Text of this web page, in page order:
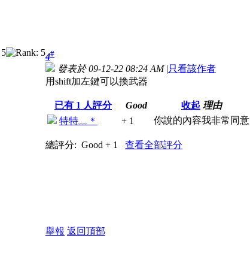
4#
發表於 09-12-22 08:24 AM |只看該作者
用shift加左鍵可以換武器
已有 1 人評分 Good 收起 理由
特特﹏＊
+ 1 你說的內容我非常同意
總評分: Good + 1 查看全部評分
舉報 返回頂部